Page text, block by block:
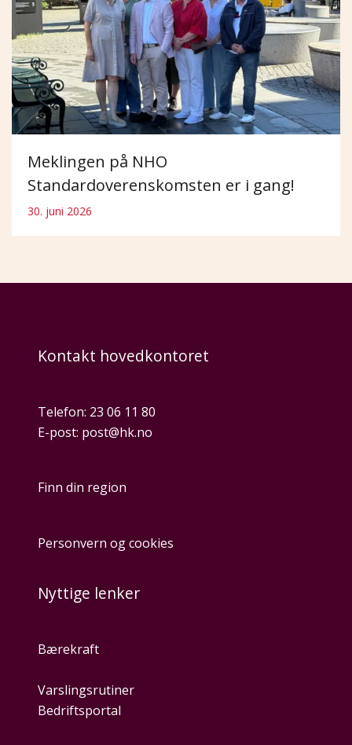
Meklingen på NHO
Standardoverenskomsten er i gang!
30. juni 2026
Kontakt hovedkontoret
Telefon: 23 06 11 80
E-post: post@hk.no
Finn din region
Personvern og cookies
Nyttige lenker
Bærekraft
Varslingsrutiner
Bedriftsportal